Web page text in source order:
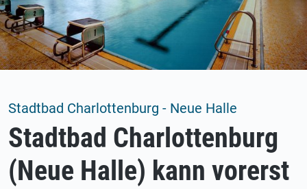
Stadtbad Charlottenburg - Neue Halle
Stadtbad Charlottenburg
(Neue Halle) kann vorerst